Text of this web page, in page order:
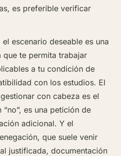
es preferible verificar
el escenario deseable es una
te permita trabajar
a tu condición de
con los estudios. El
con cabeza es el
es una petición de
adicional. Y el
que suele venir
justificada, documentación